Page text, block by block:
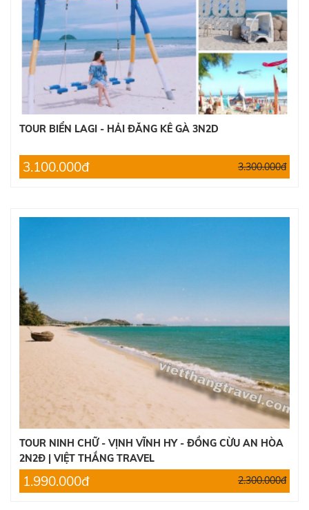
TOUR BIỂN LAGI - HẢI ĐĂNG KÊ GÀ 3N2D
3.100.000đ 3.300.000đ
TOUR NINH CHỮ - VỊNH VĨNH HY - ĐỒNG CỪU AN HÒA
2N2Đ | VIỆT THẮNG TRAVEL
1.990.000đ 2.300.000đ